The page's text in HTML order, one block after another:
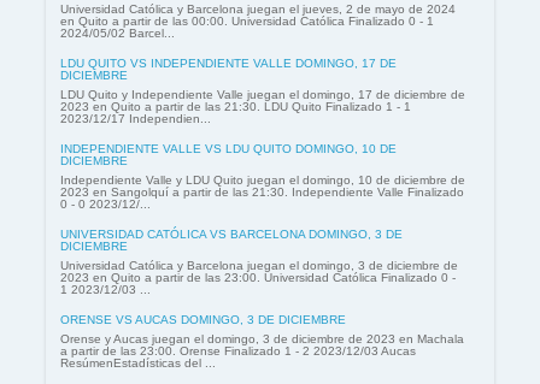
Universidad Católica y Barcelona juegan el jueves, 2 de mayo de 2024
en Quito a partir de las 00:00. Universidad Católica Finalizado 0 - 1
2024/05/02 Barcel...
LDU QUITO VS INDEPENDIENTE VALLE DOMINGO, 17 DE
DICIEMBRE
LDU Quito y Independiente Valle juegan el domingo, 17 de diciembre de
2023 en Quito a partir de las 21:30. LDU Quito Finalizado 1 - 1
2023/12/17 Independien...
INDEPENDIENTE VALLE VS LDU QUITO DOMINGO, 10 DE
DICIEMBRE
Independiente Valle y LDU Quito juegan el domingo, 10 de diciembre de
2023 en Sangolquí a partir de las 21:30. Independiente Valle Finalizado
0 - 0 2023/12/...
UNIVERSIDAD CATÓLICA VS BARCELONA DOMINGO, 3 DE
DICIEMBRE
Universidad Católica y Barcelona juegan el domingo, 3 de diciembre de
2023 en Quito a partir de las 23:00. Universidad Católica Finalizado 0 -
1 2023/12/03 ...
ORENSE VS AUCAS DOMINGO, 3 DE DICIEMBRE
Orense y Aucas juegan el domingo, 3 de diciembre de 2023 en Machala
a partir de las 23:00. Orense Finalizado 1 - 2 2023/12/03 Aucas
ResúmenEstadísticas del ...